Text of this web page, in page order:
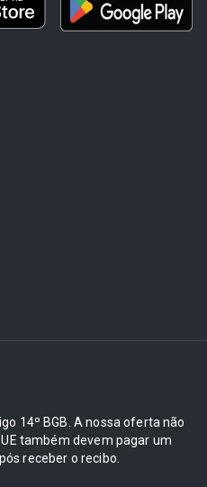
14º BGB. A nossa oferta não
também devem pagar um
receber o recibo.